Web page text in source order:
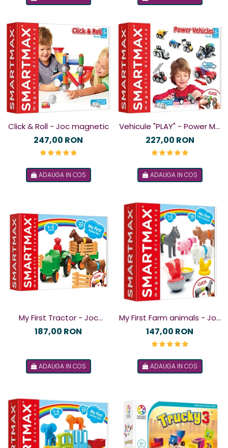
Click & Roll - Joc magnetic
247,00 RON
ADAUGA IN COS
Vehicule "PLAY" - Power Mix
- Joc magnetic
227,00 RON
ADAUGA IN COS
My First Tractor - Joc
magnetic
187,00 RON
ADAUGA IN COS
My First Farm animals - Joc
magnetic
147,00 RON
ADAUGA IN COS